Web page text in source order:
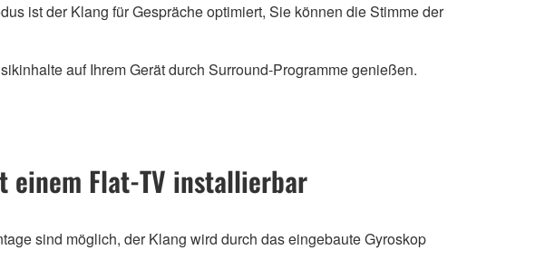
ist der Klang für Gespräche optimiert, Sie können die Stimme der
auf Ihrem Gerät durch Surround-Programme genießen.
einem Flat-TV installierbar
sind möglich, der Klang wird durch das eingebaute Gyroskop